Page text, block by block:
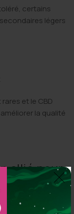
certains
légers
et le CBD
la qualité
allié pour
pour ceux qui